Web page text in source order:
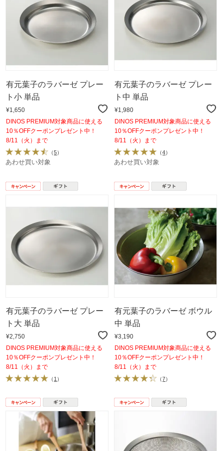
有元葉子のラバーゼ プレー
ト小 単品
¥1,650
DINOS PREMIUM対象商品に使える
10％OFFクーポンプレゼント中！
8/11（火）まで
（5）
あわせ買い対象
有元葉子のラバーゼ プレー
ト中 単品
¥1,980
DINOS PREMIUM対象商品に使える
10％OFFクーポンプレゼント中！
8/11（火）まで
（4）
あわせ買い対象
有元葉子のラバーゼ プレー
ト大 単品
¥2,750
DINOS PREMIUM対象商品に使える
10％OFFクーポンプレゼント中！
8/11（火）まで
（ 1 ）
有元葉子のラバーゼ ボウル
中 単品
¥3,190
DINOS PREMIUM対象商品に使える
10％OFFクーポンプレゼント中！
8/11（火）まで
（7）